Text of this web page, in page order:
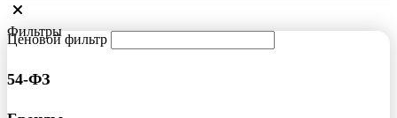
Фильтры
Ценовой фильтр
54-ФЗ